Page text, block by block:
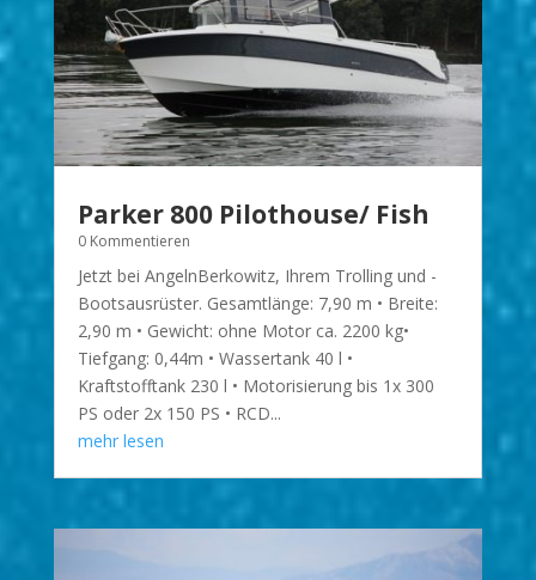
Parker 800 Pilothouse/ Fish
0 Kommentieren
Jetzt bei AngelnBerkowitz, Ihrem Trolling und -
Bootsausrüster. Gesamtlänge: 7,90 m • Breite:
2,90 m • Gewicht: ohne Motor ca. 2200 kg•
Tiefgang: 0,44m • Wassertank 40 l •
Kraftstofftank 230 l • Motorisierung bis 1x 300
PS oder 2x 150 PS • RCD...
mehr lesen